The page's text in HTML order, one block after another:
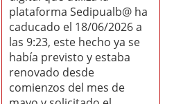
plataforma Sedipualb@ ha
caducado el 18/06/2026 a
las 9:23, este hecho ya se
había previsto y estaba
renovado desde
comienzos del mes de